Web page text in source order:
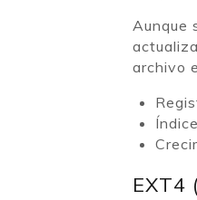
Aunque
archivo
EXT4